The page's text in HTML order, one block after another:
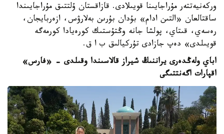
وركەنيەتتەر مۇراجايىنا قويىلادى. قازاقستان ۇلتتىق مۇراجايىندا
ساقتالعان «التىن ادام» بۇدان بۇرىن بەلارۋس، ازەربايجان،
رەسەي، قىتاي، پولشا جانە وڭتۇستىك كورەيادا كورمەگە
قويىلدى» دەپ جازادى تۇركيالىق ب ا ق.
اباي ولەڭدەرى يراننىڭ شيراز قالاسىندا وقىلدى - «فارس»
اقپارات اگەنتتىگى